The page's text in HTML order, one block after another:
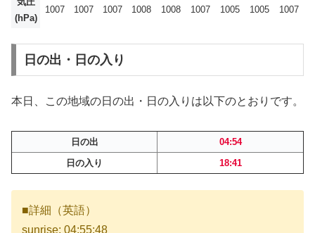
(hPa)
1007 1007 1007 1008 1008 1007 1005 1005 1007
日の出・日の入り
本日、この地域の日の出・日の入りは以下のとおりです。
日の出
04:54
日の入り
18:41
■詳細（英語）
sunrise: 04:55:48